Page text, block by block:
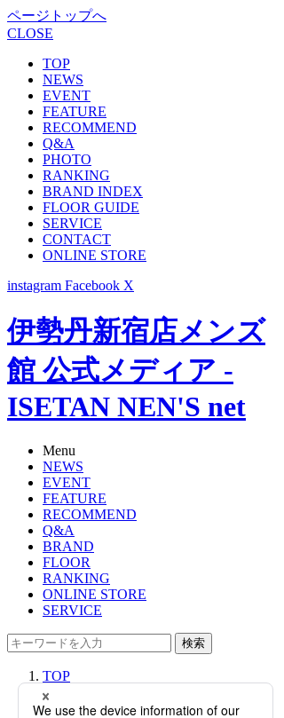
ページトップへ
CLOSE
TOP
NEWS
EVENT
FEATURE
RECOMMEND
Q&A
PHOTO
RANKING
BRAND INDEX
FLOOR GUIDE
SERVICE
CONTACT
ONLINE STORE
instagram Facebook X
伊勢丹新宿店メンズ
館 公式メディア -
ISETAN NEN'S net
Menu
NEWS
EVENT
FEATURE
RECOMMEND
Q&A
BRAND
FLOOR
RANKING
ONLINE STORE
SERVICE
検索
TOP
PHOTO
【特集】ライフスタイルを格上げす